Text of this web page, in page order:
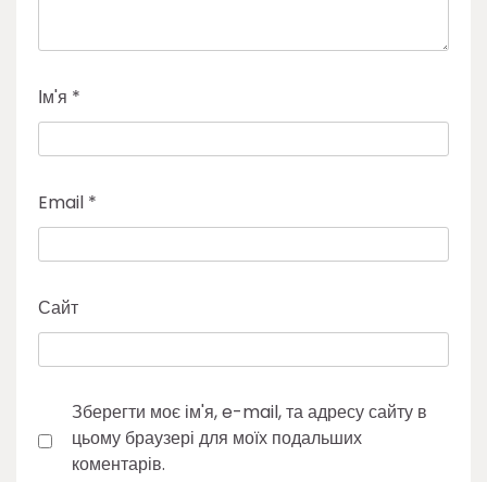
Ім'я *
Email *
Сайт
Зберегти моє ім'я, e-mail, та адресу сайту в
цьому браузері для моїх подальших
коментарів.